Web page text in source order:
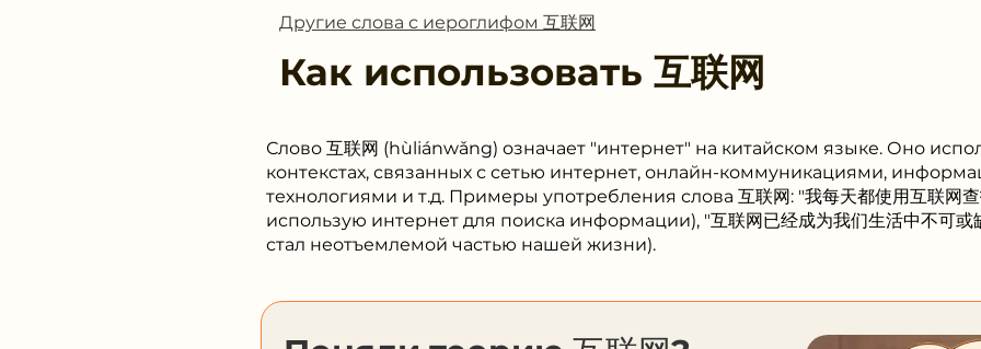
Другие слова с иероглифом 互联网
Как использовать 互联网
Слово 互联网 (hùliánwǎng) означает "интернет" на китайском языке. Оно
контекстах, связанных с сетью интернет, онлайн-коммуникациями,
технологиями и т.д. Примеры употребления слова 互联网: "我每天都使用互联网
использую интернет для поиска информации), "互联网已经成为我们生活中不可或
стал неотъемлемой частью нашей жизни).